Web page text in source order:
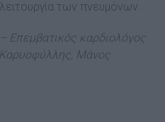
των πνευμόνων.
Επεμβατικός καρδιολόγος
Μάνος